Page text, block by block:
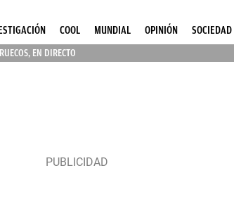
COOL MUNDIAL OPINIÓN SOCIEDAD
EN DIRECTO